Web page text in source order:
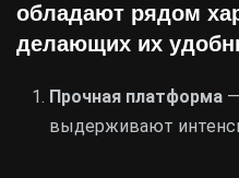
обладают рядом
делающих их
Прочная платформа
выдерживают